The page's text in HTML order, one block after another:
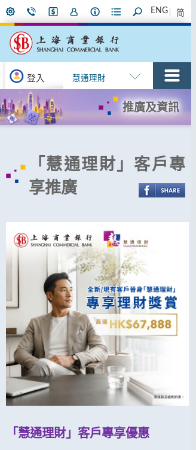
ENG 简
登入 慧通理財
推廣及資訊
「慧通理財」客戶專
享推廣
「慧通理財」客戶專享優惠